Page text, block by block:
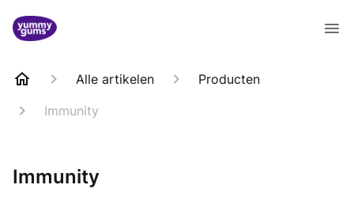
Alle artikelen
Producten
Immunity
Immunity